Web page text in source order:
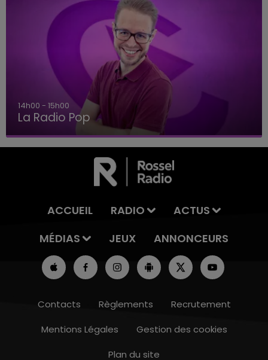
14h00 - 15h00
La Radio Pop
ACCUEIL RADIO
ACTUS
MÉDIAS
JEUX ANNONCEURS
Contacts Règlements
Recrutement
Mentions Légales
Gestion des cookies
Plan du site